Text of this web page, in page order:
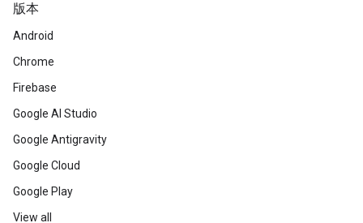
版本
Android
Chrome
Firebase
Google AI Studio
Google Antigravity
Google Cloud
Google Play
View all